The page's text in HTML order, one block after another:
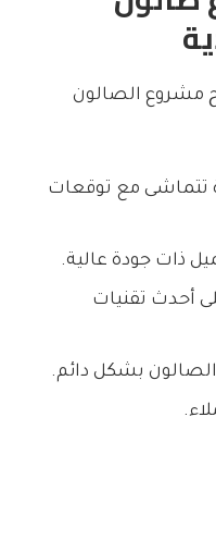
مشروع الصالون
تتماشى مع توقعات
ذات جودة عالية.
أحدث تقنيات
بشكل دائم.